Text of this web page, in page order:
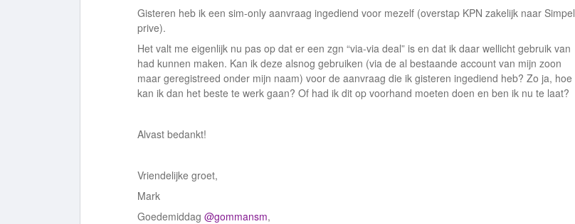
Gisteren heb ik een sim-only aanvraag ingediend voor mezelf (overstap KPN zakelijk naar Simpel
prive).
Het valt me eigenlijk nu pas op dat er een zgn “via-via deal” is en dat ik daar wellicht gebruik van
had kunnen maken. Kan ik deze alsnog gebruiken (via de al bestaande account van mijn zoon
maar geregistreed onder mijn naam) voor de aanvraag die ik gisteren ingediend heb? Zo ja, hoe
kan ik dan het beste te werk gaan? Of had ik dit op voorhand moeten doen en ben ik nu te laat?
Alvast bedankt!
Vriendelijke groet,
Mark
Goedemiddag @gommansm,